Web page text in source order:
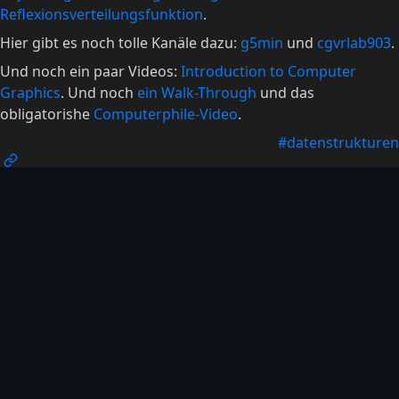
Reflexionsverteilungsfunktion.
Hier gibt es noch tolle Kanäle dazu: g5min und cgvrlab903.
Und noch ein paar Videos: Introduction to Computer
Graphics. Und noch ein Walk-Through und das
obligatorishe Computerphile-Video.
#datenstrukturen